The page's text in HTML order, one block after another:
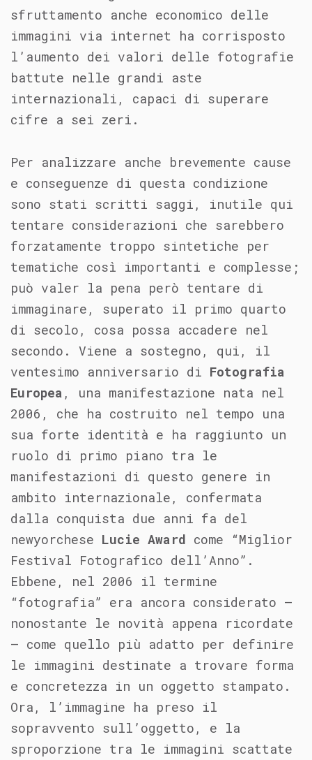
sfruttamento anche economico delle
immagini via internet ha corrisposto
l’aumento dei valori delle fotografie
battute nelle grandi aste
internazionali, capaci di superare
cifre a sei zeri.
Per analizzare anche brevemente cause
e conseguenze di questa condizione
sono stati scritti saggi, inutile qui
tentare considerazioni che sarebbero
forzatamente troppo sintetiche per
tematiche così importanti e complesse;
può valer la pena però tentare di
immaginare, superato il primo quarto
di secolo, cosa possa accadere nel
secondo. Viene a sostegno, qui, il
ventesimo anniversario di Fotografia
Europea , una manifestazione nata nel
2006, che ha costruito nel tempo una
sua forte identità e ha raggiunto un
ruolo di primo piano tra le
manifestazioni di questo genere in
ambito internazionale, confermata
dalla conquista due anni fa del
newyorchese Lucie Award come “Miglior
Festival Fotografico dell’Anno”.
Ebbene, nel 2006 il termine
“fotografia” era ancora considerato –
nonostante le novità appena ricordate
– come quello più adatto per definire
le immagini destinate a trovare forma
e concretezza in un oggetto stampato.
Ora, l’immagine ha preso il
sopravvento sull’oggetto, e la
sproporzione tra le immagini scattate